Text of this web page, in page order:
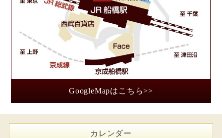
GoogleMapはこちら>>
カレンダー